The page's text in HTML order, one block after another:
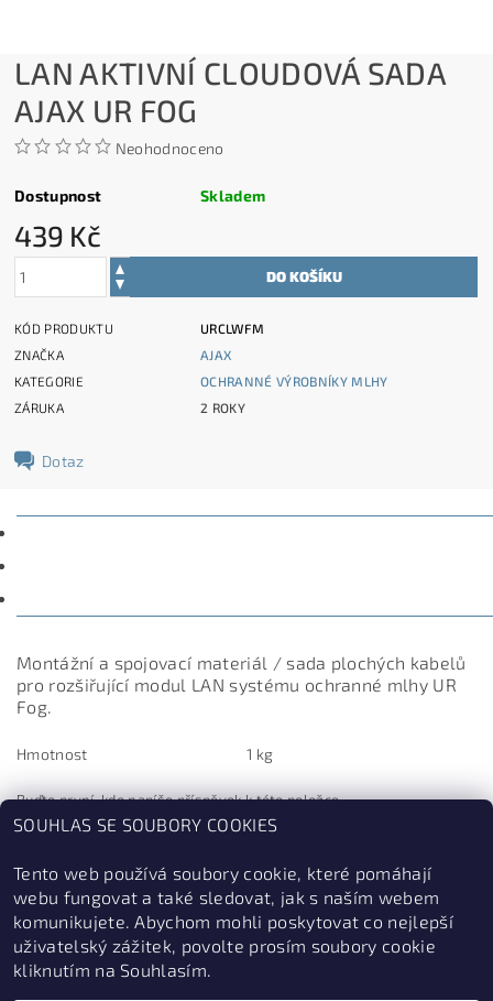
LAN AKTIVNÍ CLOUDOVÁ SADA
AJAX UR FOG
Neohodnoceno
Dostupnost Skladem
439 Kč
KÓD PRODUKTU
URCLWFM
ZNAČKA
AJAX
KATEGORIE
OCHRANNÉ VÝROBNÍKY MLHY
ZÁRUKA
2 ROKY
Dotaz
Montážní a spojovací materiál / sada plochých kabelů
pro rozšiřující modul LAN systému ochranné mlhy UR
Fog.
Hmotnost 1 kg
Buďte první, kdo napíše příspěvek k této položce.
SOUHLAS SE SOUBORY COOKIES
Tento web používá soubory cookie, které pomáhají
webu fungovat a také sledovat, jak s naším webem
komunikujete. Abychom mohli poskytovat co nejlepší
uživatelský zážitek, povolte prosím soubory cookie
kliknutím na Souhlasím.